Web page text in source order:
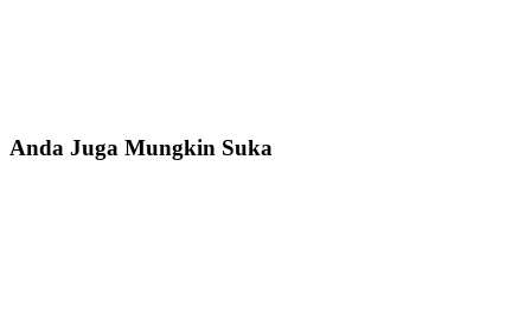
Anda Juga Mungkin Suka